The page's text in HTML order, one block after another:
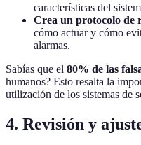
características del
Crea un protocolo de
cómo actuar y cómo
alarmas.
Sabías que el 80% de las
humanos? Esto resalta la
utilización de los sistemas de
4. Revisión y